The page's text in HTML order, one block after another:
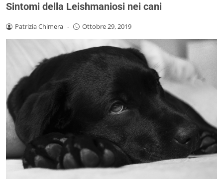
Sintomi della Leishmaniosi nei cani
Patrizia Chimera - Ottobre 29, 2019